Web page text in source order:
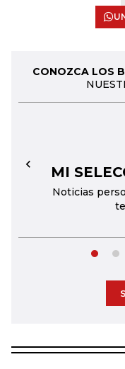
CONOZCA LOS
MI
Noticias
←